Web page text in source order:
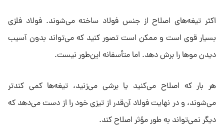
اکثر تیغه‌های اصلاح از جنس فولاد ساخته می‌شوند. فولاد فلزی
بسیار قوی است و ممکن است تصور کنید که می‌تواند بدون آسیب
دیدن موها را برش دهد. اما متأسفانه این‌طور نیست.
هر بار که اصلاح می‌کنید یا برشی می‌زنید، تیغه‌ها کمی کندتر
می‌شوند، و در نهایت فولاد آن‌قدر از تیزی خود را از دست می‌دهد که
دیگر نمی‌تواند به طور مؤثر اصلاح کند.